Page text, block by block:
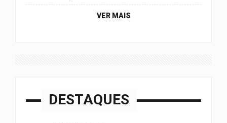
VER MAIS
DESTAQUES